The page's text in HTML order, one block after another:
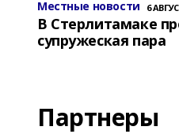
Местные новости 6
В Стерлитамаке
супружеская пара
Партнеры